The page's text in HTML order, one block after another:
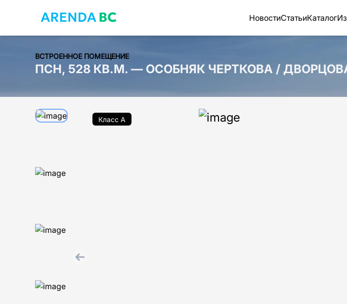
НовостиСтатьиКаталог
ВСТРОЕННОЕ ПОМЕЩЕНИЕ
ПСН, 528 КВ.М. — ОСОБНЯК ЧЕРТКОВА /
Класс A